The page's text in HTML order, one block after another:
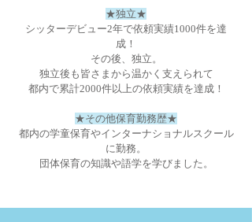
★独立★
シッターデビュー2年で依頼実績1000件を達
成！
その後、独立。
独立後も皆さまから温かく支えられて
都内で累計2000件以上の依頼実績を達成！
★その他保育勤務歴★
都内の学童保育やインターナショナルスクール
に勤務。
団体保育の知識や語学を学びました。